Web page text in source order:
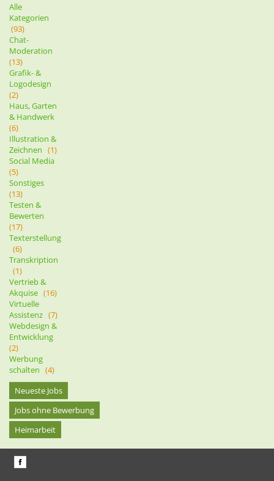
Alle
Kategorien
(93)
Chat-
Moderation
(13)
Grafik- &
Logodesign
(2)
Haus, Garten
& Handwerk
(6)
Illustration &
Zeichnen (1)
Social Media
(5)
Sonstiges
(13)
Testen &
Bewerten
(17)
Texterstellung
(6)
Transkription
(1)
Vertrieb &
Akquise (16)
Virtuelle
Assistenz (7)
Webdesign &
Entwicklung
(2)
Werbung
schalten (4)
Neueste Jobs
Jobs ohne Bewerbung
Heimarbeit